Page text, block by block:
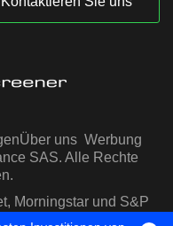
Über uns Werbung
SAS. Alle Rechte
Morningstar und S&P
gestellt